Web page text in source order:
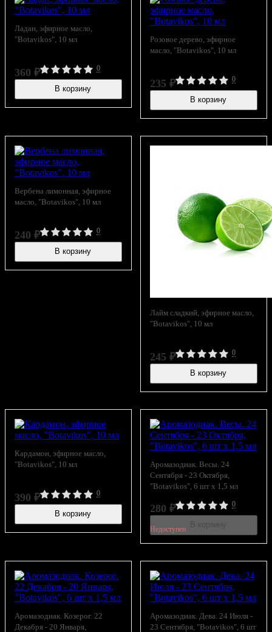
Ладан, эфирное масло,
"Botavikos", 10 мл
360 ₽ 0
В корзину
Розовое дерево, эфирное
масло, "Botavikos", 10 мл
235 ₽ 0
В корзину
Вербена лимонная, эфирное
масло, "Botavikos", 10 мл
240 ₽ 0
В корзину
Лайм сладкий, эфирное масло,
"Botavikos", 10 мл
245 ₽ 0
В корзину
Кардамон, эфирное масло,
"Botavikos", 10 мл
390 ₽ 0
В корзину
Аромазодиак. Весы. 24
Сентября - 23 Октября,
"Botavikos", 6 шт x 1,5 мл
280 ₽ 0
В корзину
Недоступен
Аромазодиак. Козерог. 22
Декабря - 20 Января,
Аромазодиак. Дева. 24 Июля -
23 Сентября, "Botavikos", 6 шт